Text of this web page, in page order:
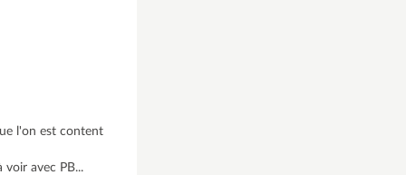
l'on est content
avec PB...